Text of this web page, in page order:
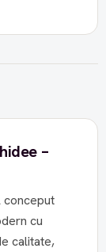
–
conceput
cu
calitate,